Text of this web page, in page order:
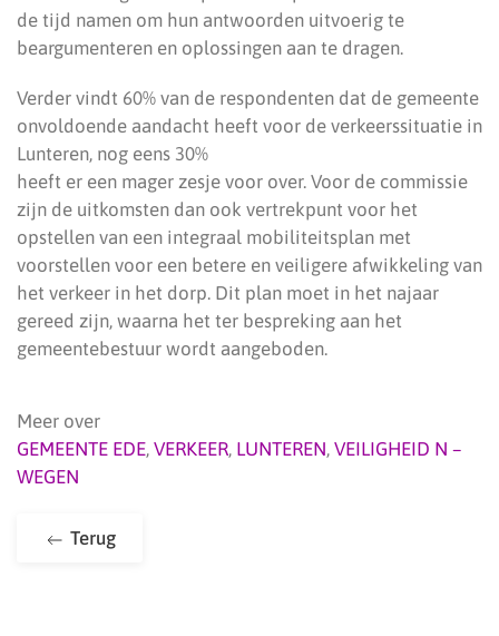
de tijd namen om hun antwoorden uitvoerig te
beargumenteren en oplossingen aan te dragen.
Verder vindt 60% van de respondenten dat de gemeente
onvoldoende aandacht heeft voor de verkeerssituatie in
Lunteren, nog eens 30%
heeft er een mager zesje voor over. Voor de commissie
zijn de uitkomsten dan ook vertrekpunt voor het
opstellen van een integraal mobiliteitsplan met
voorstellen voor een betere en veiligere afwikkeling van
het verkeer in het dorp. Dit plan moet in het najaar
gereed zijn, waarna het ter bespreking aan het
gemeentebestuur wordt aangeboden.
Meer over
GEMEENTE EDE, VERKEER, LUNTEREN, VEILIGHEID N –
WEGEN
Terug